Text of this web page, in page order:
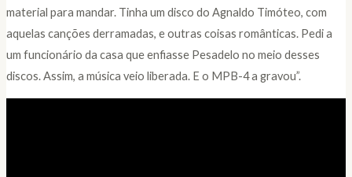
material para mandar. Tinha um disco do Agnaldo Timóteo, com
aquelas canções derramadas, e outras coisas românticas. Pedi a
um funcionário da casa que enfiasse Pesadelo no meio desses
discos. Assim, a música veio liberada. E o MPB-4 a gravou”.